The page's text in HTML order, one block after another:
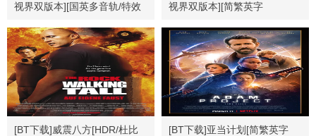
视界双版本][国英多音轨/特效
视界双版本][简繁英字
[BT下载]威震八方[HDR/杜比
[BT下载]亚当计划[简繁英字